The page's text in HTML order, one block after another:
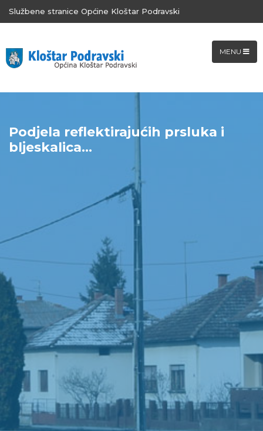
Službene stranice Općine Kloštar Podravski
MENU
Podjela reflektirajućih prsluka i
bljeskalica...